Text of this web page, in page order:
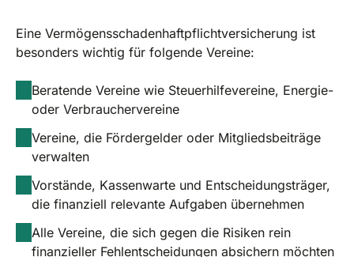
Eine Vermögensschadenhaftpflichtversicherung ist
besonders wichtig für folgende Vereine:
Beratende Vereine wie Steuerhilfevereine, Energie-
oder Verbrauchervereine
Vereine, die Fördergelder oder Mitgliedsbeiträge
verwalten
Vorstände, Kassenwarte und Entscheidungsträger,
die finanziell relevante Aufgaben übernehmen
Alle Vereine, die sich gegen die Risiken rein
finanzieller Fehlentscheidungen absichern möchten